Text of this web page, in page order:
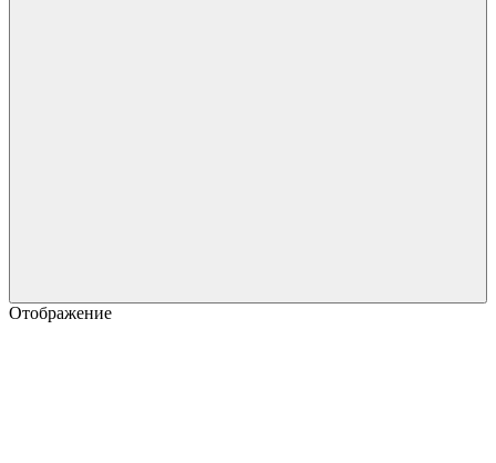
Отображение